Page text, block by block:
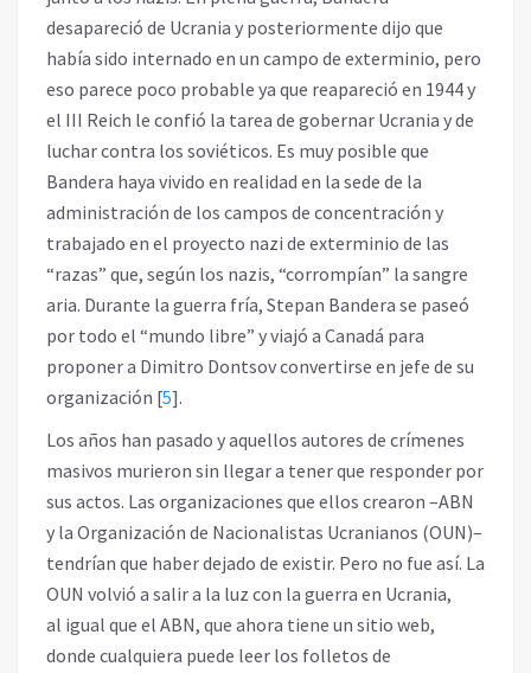
desapareció de Ucrania y posteriormente dijo que
había sido internado en un campo de exterminio, pero
eso parece poco probable ya que reapareció en 1944 y
el III Reich le confió la tarea de gobernar Ucrania y de
luchar contra los soviéticos. Es muy posible que
Bandera haya vivido en realidad en la sede de la
administración de los campos de concentración y
trabajado en el proyecto nazi de exterminio de las
“razas” que, según los nazis, “corrompían” la sangre
aria. Durante la guerra fría, Stepan Bandera se paseó
por todo el “mundo libre” y viajó a Canadá para
proponer a Dimitro Dontsov convertirse en jefe de su
organización [5].
Los años han pasado y aquellos autores de crímenes
masivos murieron sin llegar a tener que responder por
sus actos. Las organizaciones que ellos crearon –ABN
y la Organización de Nacionalistas Ucranianos (OUN)–
tendrían que haber dejado de existir. Pero no fue así. La
OUN volvió a salir a la luz con la guerra en Ucrania,
al igual que el ABN, que ahora tiene un sitio web,
donde cualquiera puede leer los folletos de